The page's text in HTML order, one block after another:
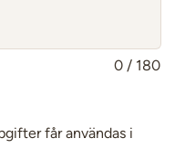
0 / 180
får användas i